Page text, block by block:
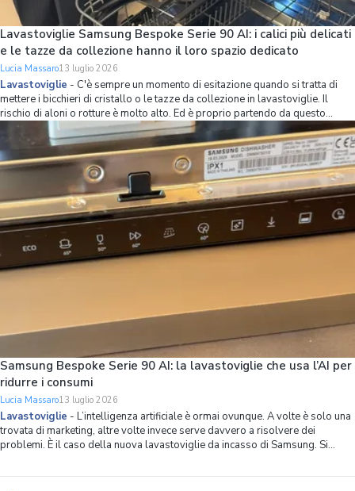
Lavastoviglie Samsung Bespoke Serie 90 AI: i calici più delicati
e le tazze da collezione hanno il loro spazio dedicato
Lucia Massaro13 luglio 2026
Lavastoviglie - C'è sempre un momento di esitazione quando si tratta di
mettere i bicchieri di cristallo o le tazze da collezione in lavastoviglie. Il
rischio di aloni o rotture è molto alto. Ed è proprio partendo da questo
problema che Samsung ha ripensato l’organizzazione dello spazio interno
della lavastov
Samsung Bespoke Serie 90 AI: la lavastoviglie che usa l’AI per
ridurre i consumi
Lucia Massaro13 luglio 2026
Lavastoviglie - L’intelligenza artificiale è ormai ovunque. A volte è solo una
trovata di marketing, altre volte invece serve davvero a risolvere dei
problemi. È il caso della nuova lavastoviglie da incasso di Samsung. Si
modo capillare